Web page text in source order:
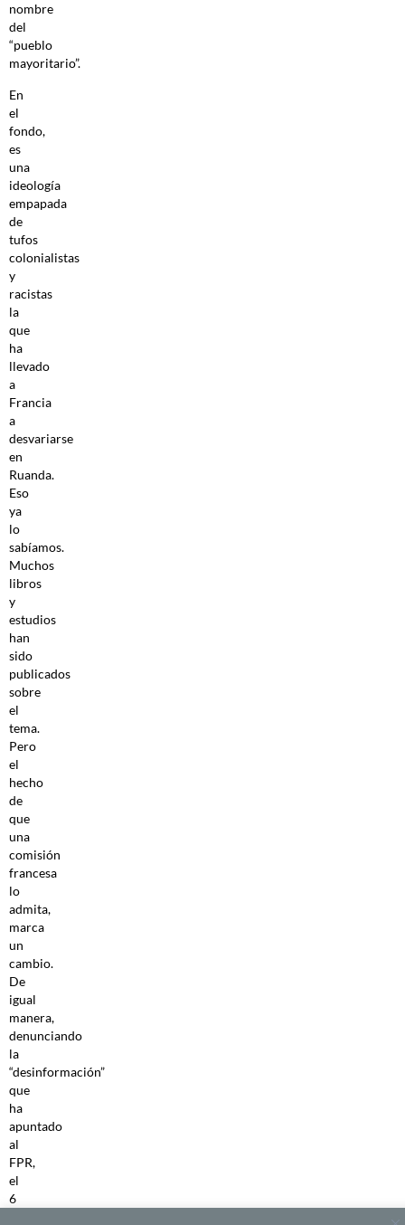
nombre
del
“pueblo
mayoritario”.
En
el
fondo,
es
una
ideología
empapada
de
tufos
colonialistas
y
racistas
la
que
ha
llevado
a
Francia
a
desvariarse
en
Ruanda.
Eso
ya
lo
sabíamos.
Muchos
libros
y
estudios
han
sido
publicados
sobre
el
tema.
Pero
el
hecho
de
que
una
comisión
francesa
lo
admita,
marca
un
cambio.
De
igual
manera,
denunciando
la
“desinformación”
que
ha
apuntado
al
FPR,
el
6